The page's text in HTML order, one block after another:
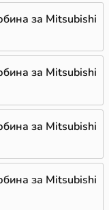
за Mitsubishi
за Mitsubishi
за Mitsubishi
за Mitsubishi